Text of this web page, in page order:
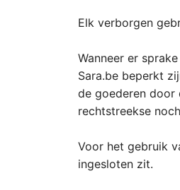
Elk verborgen
Wanneer er
Sara.be beperkt
de goederen door
rechtstreekse
Voor het gebruik
ingesloten zit.